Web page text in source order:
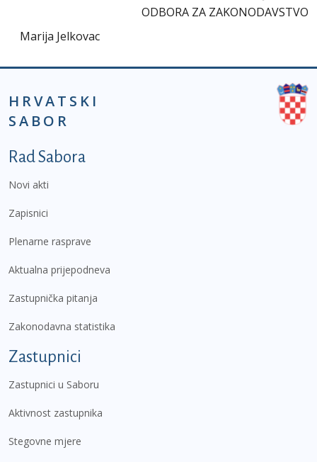
ODBORA ZA ZAKONODAVSTVO
Marija Jelkovac
HRVATSKI
SABOR
Podnožje prvi izbornik
Rad Sabora
Novi akti
Zapisnici
Plenarne rasprave
Aktualna prijepodneva
Zastupnička pitanja
Zakonodavna statistika
Zastupnici
Zastupnici u Saboru
Aktivnost zastupnika
Stegovne mjere